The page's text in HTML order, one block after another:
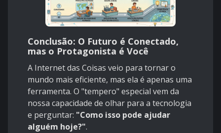
Conclusão: O Futuro é Conectado,
mas o Protagonista é Você
A Internet das Coisas veio para tornar o
mundo mais eficiente, mas ela é apenas uma
ferramenta. O "tempero" especial vem da
nossa capacidade de olhar para a tecnologia
e perguntar: "Como isso pode ajudar
alguém hoje?".